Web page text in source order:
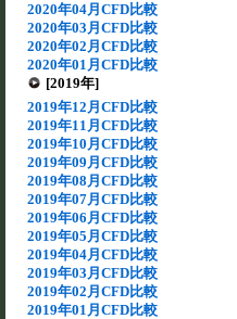
2020年04月CFD比較
2020年03月CFD比較
2020年02月CFD比較
2020年01月CFD比較
[2019年]
2019年12月CFD比較
2019年11月CFD比較
2019年10月CFD比較
2019年09月CFD比較
2019年08月CFD比較
2019年07月CFD比較
2019年06月CFD比較
2019年05月CFD比較
2019年04月CFD比較
2019年03月CFD比較
2019年02月CFD比較
2019年01月CFD比較